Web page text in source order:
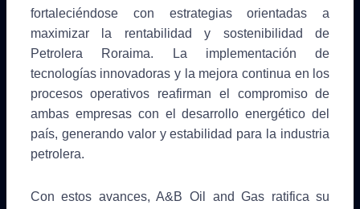
fortaleciéndose con estrategias orientadas a
maximizar la rentabilidad y sostenibilidad de
Petrolera Roraima. La implementación de
tecnologías innovadoras y la mejora continua en los
procesos operativos reafirman el compromiso de
ambas empresas con el desarrollo energético del
país, generando valor y estabilidad para la industria
petrolera.
Con estos avances, A&B Oil and Gas ratifica su